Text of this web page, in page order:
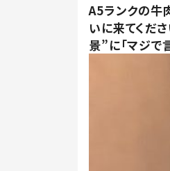
A5ランクの牛
いに来てくだ
景”に「マジで